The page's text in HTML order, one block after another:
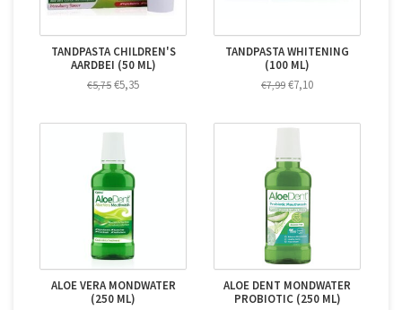
TANDPASTA CHILDREN'S
AARDBEI (50 ML)
€5,75 €5,35
TANDPASTA WHITENING
(100 ML)
€7,99 €7,10
ALOE VERA MONDWATER
(250 ML)
ALOE DENT MONDWATER
PROBIOTIC (250 ML)